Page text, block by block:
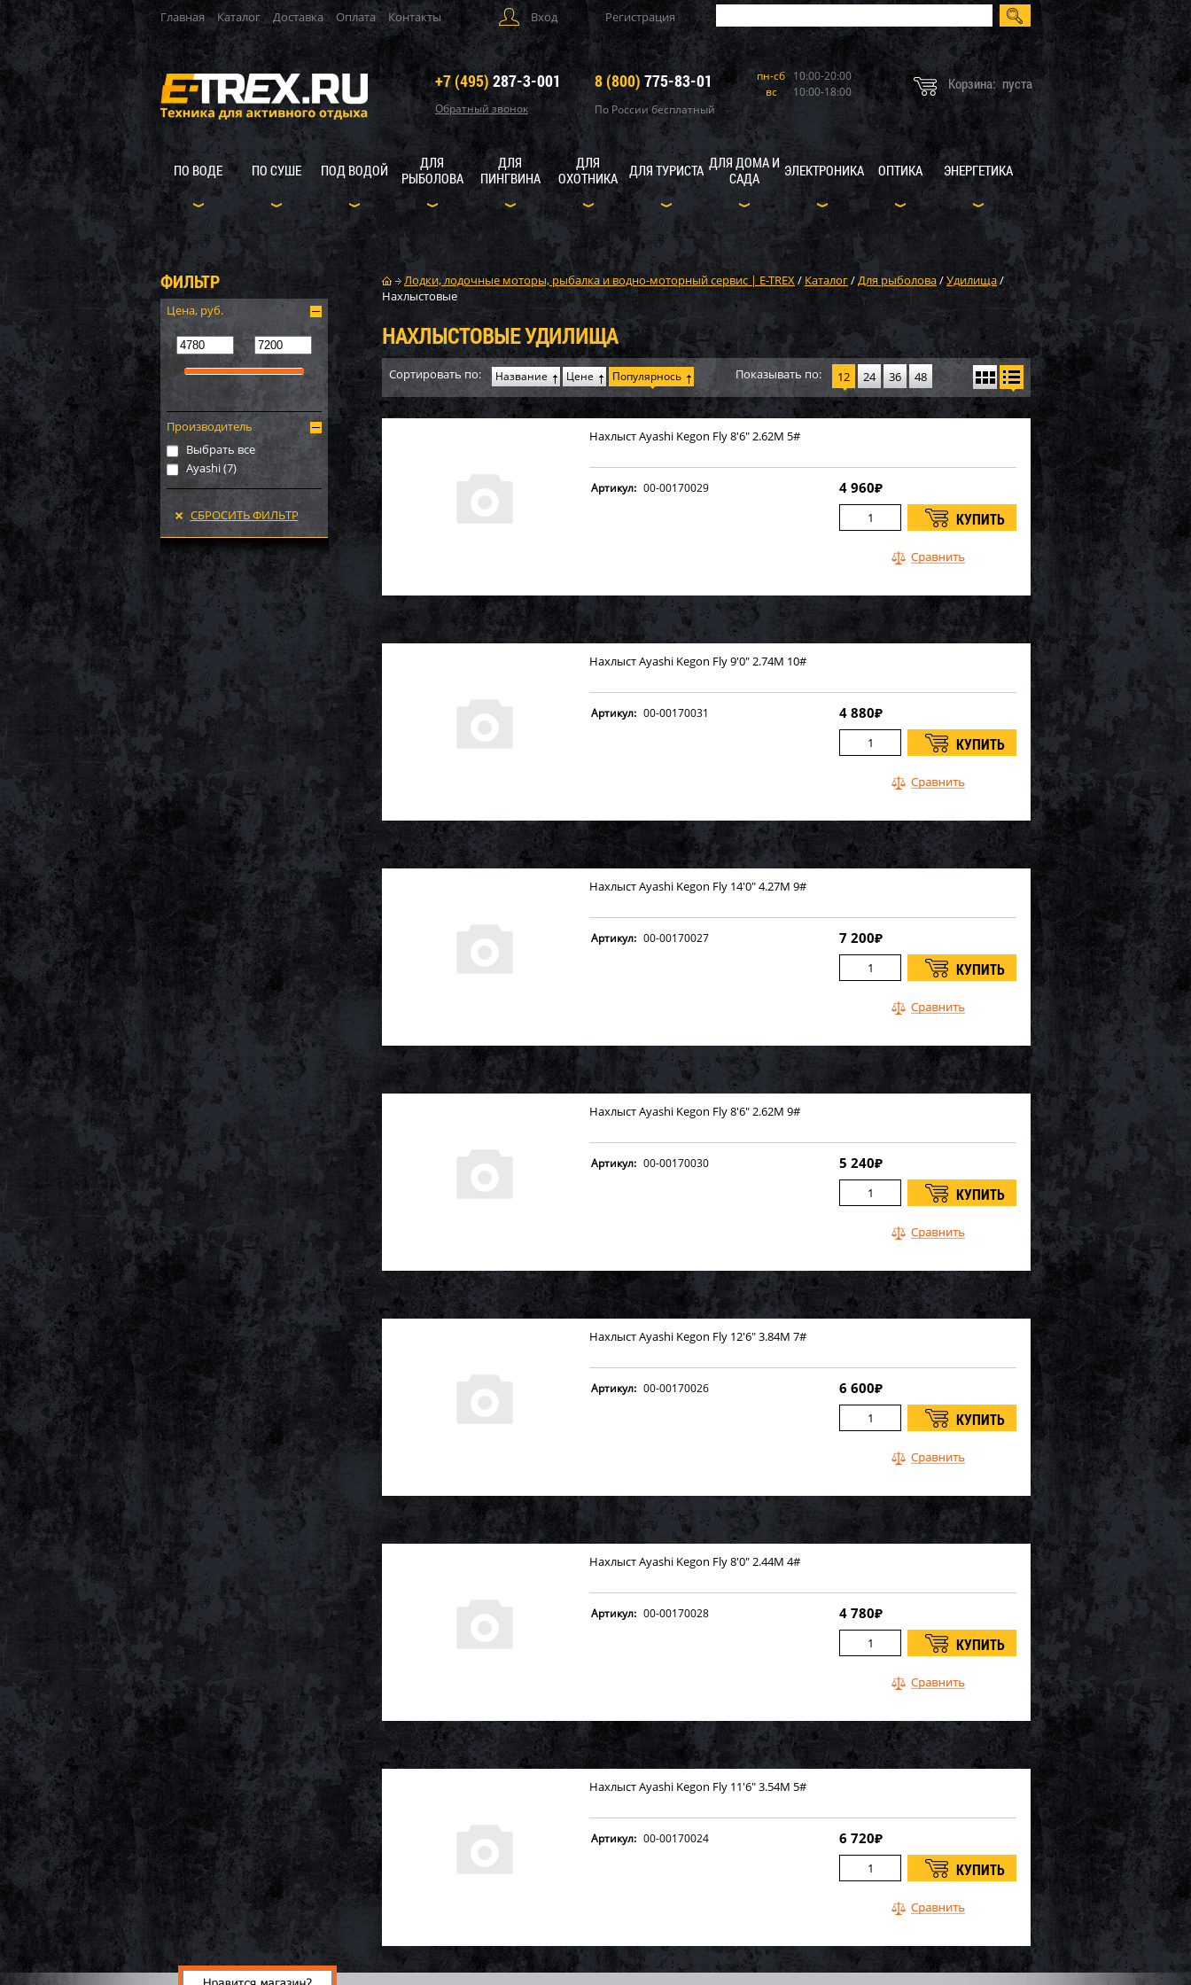
Главная Каталог Доставка Оплата Контакты Вход Регистрация
+7 (495) 287-3-001
Обратный звонок
8 (800) 775-83-01
По России бесплатный
пн-сб 10:00-20:00
вс
10:00-18:00 Корзина: пуста
ПО ВОДЕ ПО СУШЕ ПОД ВОДОЙ
ДЛЯ
РЫБОЛОВА
ДЛЯ
ПИНГВИНА
ДЛЯ
ОХОТНИКА
ДЛЯ ТУРИСТА ДЛЯ ДОМА И
САДА
ЭЛЕКТРОНИКА ОПТИКА ЭНЕРГЕТИКА
ФИЛЬТР
Цена, руб.
Производитель
Выбрать все
Ayashi (7)
СБРОСИТЬ ФИЛЬТР
Лодки, лодочные моторы, рыбалка и водно-моторный сервис | E-TREX/ Каталог/Для рыболова/Удилища/
Нахлыстовые
НАХЛЫСТОВЫЕ УДИЛИЩА
Сортировать по: Название Цене Популярнось Показывать по: 12 24 36 48
Нахлыст Ayashi Kegon Fly 8'6" 2.62M 5#
Артикул: 00-00170029 4 960₽
Нахлыст Ayashi Kegon Fly 9'0" 2.74M 10#
Артикул: 00-00170031 4 880₽
Нахлыст Ayashi Kegon Fly 14'0" 4.27M 9#
Артикул: 00-00170027 7 200₽
Нахлыст Ayashi Kegon Fly 8'6" 2.62M 9#
Артикул: 00-00170030 5 240₽
Нахлыст Ayashi Kegon Fly 12'6" 3.84M 7#
Артикул: 00-00170026 6 600₽
Нахлыст Ayashi Kegon Fly 8'0" 2.44M 4#
Артикул: 00-00170028 4 780₽
Нахлыст Ayashi Kegon Fly 11'6" 3.54M 5#
Артикул: 00-00170024 6 720₽